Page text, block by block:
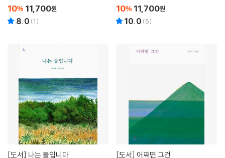
10% 11,700원
8.0 (1)
10% 11,700원
10.0 (5)
[도서] 나는 돌입니다 [도서] 어쩌면 그건